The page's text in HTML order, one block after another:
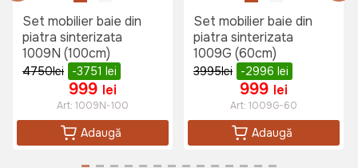
Set mobilier baie din
piatra sinterizata
1009N (100cm)
4750lei -3751 lei
999 lei
Art: 1009N-100
Adaugă
Set mobilier baie din
piatra sinterizata
1009G (60cm)
3995lei -2996 lei
999 lei
Art: 1009G-60
Adaugă